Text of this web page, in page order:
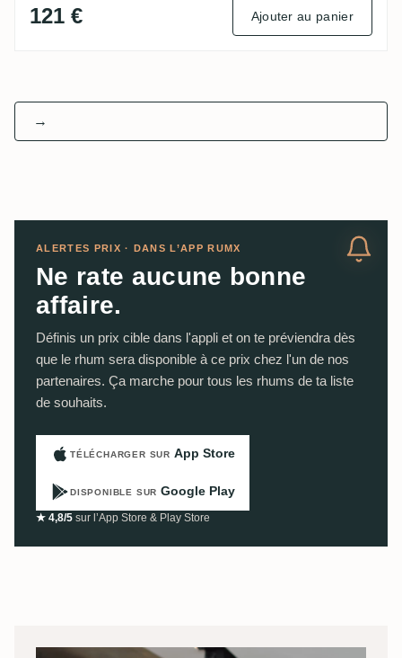
121 € Ajouter au panier
→
ALERTES PRIX · DANS L’APP RUMX
Ne rate aucune bonne
affaire.
Définis un prix cible dans l'appli et on te préviendra dès
que le rhum sera disponible à ce prix chez l'un de nos
partenaires. Ça marche pour tous les rhums de ta liste
de souhaits.
TÉLÉCHARGER SUR App Store
DISPONIBLE SUR Google Play
★ 4,8/5 sur l’App Store & Play Store